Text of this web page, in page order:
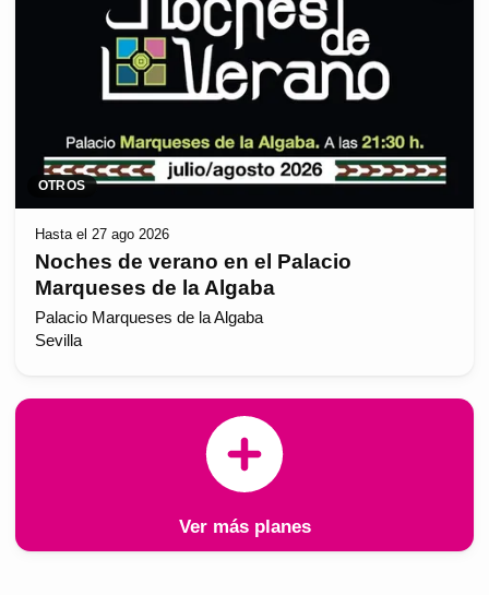
OTROS
Hasta el 27 ago 2026
Noches de verano en el Palacio
Marqueses de la Algaba
Palacio Marqueses de la Algaba
Sevilla
Ver más planes